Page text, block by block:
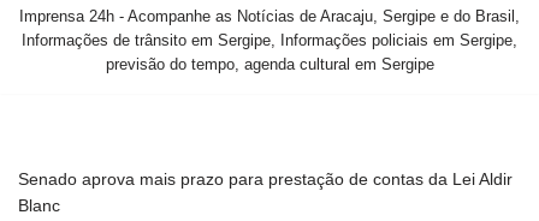
Imprensa 24h - Acompanhe as Notícias de Aracaju, Sergipe e do Brasil,
Informações de trânsito em Sergipe, Informações policiais em Sergipe,
previsão do tempo, agenda cultural em Sergipe
Senado aprova mais prazo para prestação de contas da Lei Aldir
Blanc